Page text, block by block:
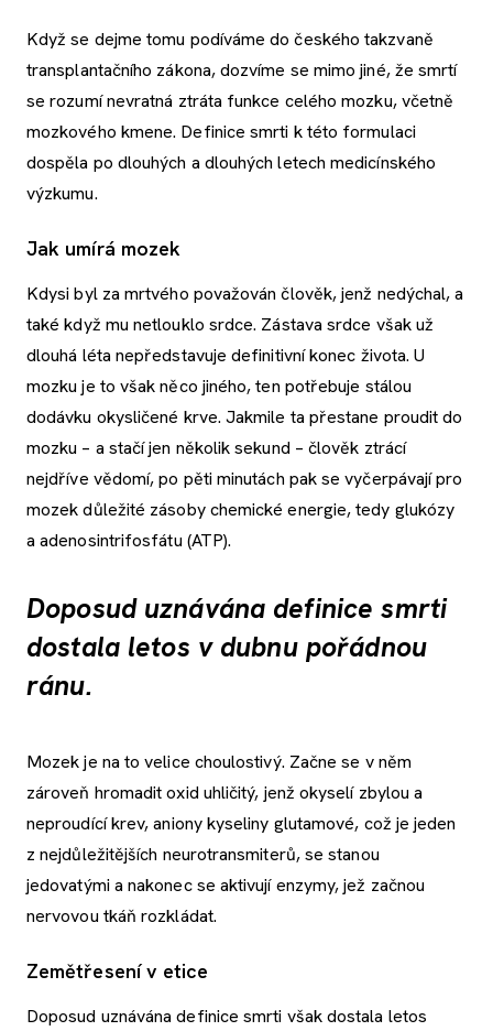
Když se dejme tomu podíváme do českého takzvaně
transplantačního zákona, dozvíme se mimo jiné, že smrtí
se rozumí nevratná ztráta funkce celého mozku, včetně
mozkového kmene. Definice smrti k této formulaci
dospěla po dlouhých a dlouhých letech medicínského
výzkumu.
Jak umírá mozek
Kdysi byl za mrtvého považován člověk, jenž nedýchal, a
také když mu netlouklo srdce. Zástava srdce však už
dlouhá léta nepředstavuje definitivní konec života. U
mozku je to však něco jiného, ten potřebuje stálou
dodávku okysličené krve. Jakmile ta přestane proudit do
mozku – a stačí jen několik sekund – člověk ztrácí
nejdříve vědomí, po pěti minutách pak se vyčerpávají pro
mozek důležité zásoby chemické energie, tedy glukózy
a adenosintrifosfátu (ATP).
Doposud uznávána definice smrti
dostala letos v dubnu pořádnou
ránu.
Mozek je na to velice choulostivý. Začne se v něm
zároveň hromadit oxid uhličitý, jenž okyselí zbylou a
neproudící krev, aniony kyseliny glutamové, což je jeden
z nejdůležitějších neurotransmiterů, se stanou
jedovatými a nakonec se aktivují enzymy, jež začnou
nervovou tkáň rozkládat.
Zemětřesení v etice
Doposud uznávána definice smrti však dostala letos